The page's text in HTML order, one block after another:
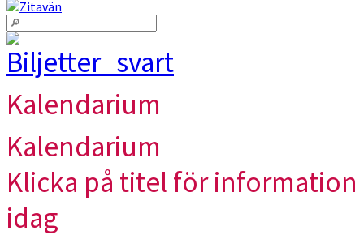
Kalendarium
Kalendarium
Klicka på titel för
idag